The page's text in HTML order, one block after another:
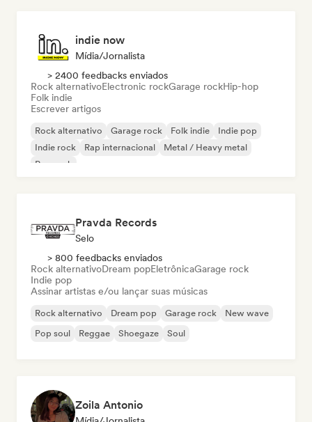
indie now
Mídia/Jornalista
> 2400 feedbacks enviados
Rock alternativoElectronic rockGarage rockHip-hop
Folk indie
Escrever artigos
Rock alternativo Garage rock Folk indie
Indie pop
Indie rock
Rap internacional
Metal / Heavy metal
Pop rock
Pravda Records
Selo
> 800 feedbacks enviados
Rock alternativoDream popEletrônicaGarage rock
Indie pop
Assinar artistas e/ou lançar suas músicas
Rock alternativo Dream pop Garage rock
New wave
Pop soul
Reggae Shoegaze Soul
Zoila Antonio